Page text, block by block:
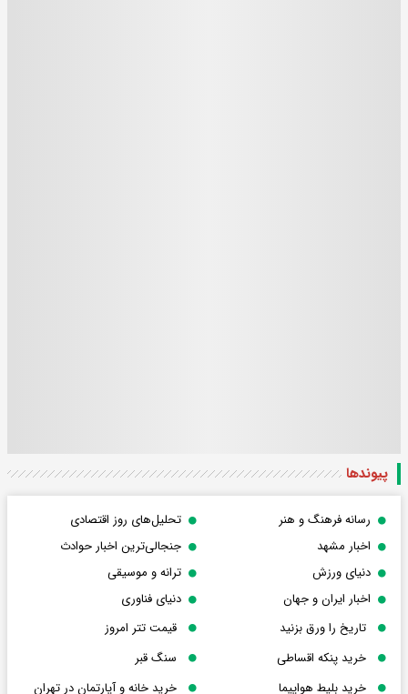
پیوندها
رسانه فرهنگ و هنر
تحلیل‌های روز اقتصادی
اخبار مشهد
جنجالی‌ترین اخبار حوادث
دنیای ورزش
ترانه و موسیقی
اخبار ایران و جهان
دنیای فناوری
تاریخ را ورق بزنید
قیمت تتر امروز
خرید پنکه اقساطی
سنگ قبر
خرید بلیط هواپیما
خرید خانه و آپارتمان در تهران